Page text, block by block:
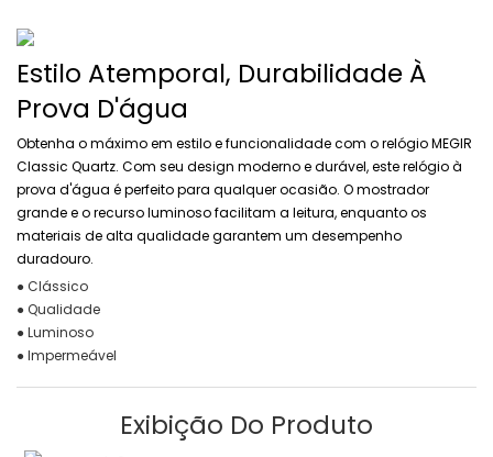
Estilo Atemporal, Durabilidade À
Prova D'água
Obtenha o máximo em estilo e funcionalidade com o relógio MEGIR
Classic Quartz. Com seu design moderno e durável, este relógio à
prova d'água é perfeito para qualquer ocasião. O mostrador
grande e o recurso luminoso facilitam a leitura, enquanto os
materiais de alta qualidade garantem um desempenho
duradouro.
● Clássico
● Qualidade
● Luminoso
● Impermeável
Exibição Do Produto